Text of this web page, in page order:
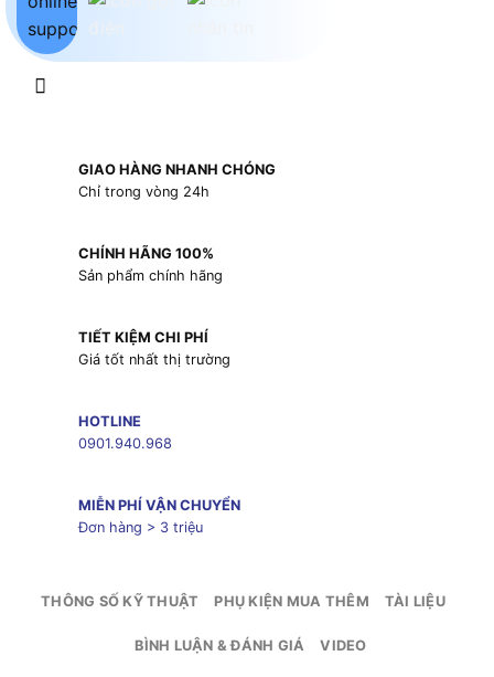
GIAO HÀNG NHANH CHÓNG
Chỉ trong vòng 24h
CHÍNH HÃNG 100%
Sản phẩm chính hãng
TIẾT KIỆM CHI PHÍ
Giá tốt nhất thị trường
HOTLINE
0901.940.968
MIỄN PHÍ VẬN CHUYỂN
Đơn hàng > 3 triệu
THÔNG SỐ KỸ THUẬT PHỤ KIỆN MUA THÊM TÀI LIỆU
BÌNH LUẬN & ĐÁNH GIÁ VIDEO